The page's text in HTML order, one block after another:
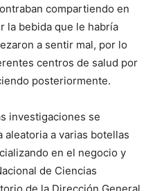
compartiendo en
la bebida que le habría
a sentir mal, por lo
centros de salud por
posteriormente.
investigaciones se
a varias botellas
en el negocio y
de Ciencias
de la Dirección General